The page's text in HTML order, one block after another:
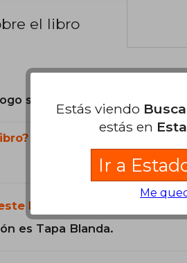
el libro
son Originales.
libro?
es Tapa Blanda.
Estás viendo
estás en
Ir a
Me